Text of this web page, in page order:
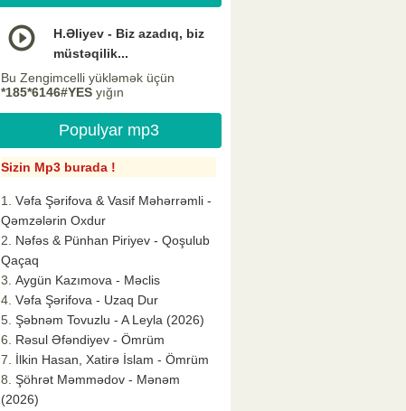
H.Əliyev - Biz azadıq, biz
müstəqilik...
Bu Zengimcelli yükləmək üçün
*185*6146#YES yığın
Populyar mp3
Sizin Mp3 burada !
Vəfa Şərifova & Vasif Məhərrəmli -
Qəmzələrin Oxdur
Nəfəs & Pünhan Piriyev - Qoşulub
Qaçaq
Aygün Kazımova - Məclis
Vəfa Şərifova - Uzaq Dur
Şəbnəm Tovuzlu - A Leyla (2026)
Rəsul Əfəndiyev - Ömrüm
İlkin Hasan, Xatirə İslam - Ömrüm
Şöhrət Məmmədov - Mənəm
(2026)